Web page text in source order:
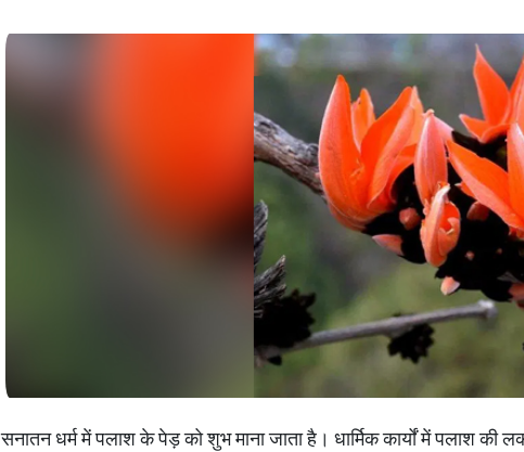
सनातन धर्म में पलाश के पेड़ को शुभ माना जाता है। धार्मिक कार्यों में पलाश की